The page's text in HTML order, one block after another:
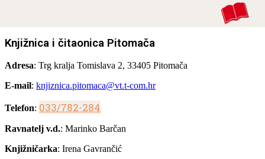
Knjižnica i čitaonica Pitomača
Adresa: Trg kralja Tomislava 2, 33405 Pitomača
E-mail: knjiznica.pitomaca@vt.t-com.hr
Telefon: 033/782-284
Ravnatelj v.d.: Marinko Barčan
Knjižničarka: Irena Gavrančić